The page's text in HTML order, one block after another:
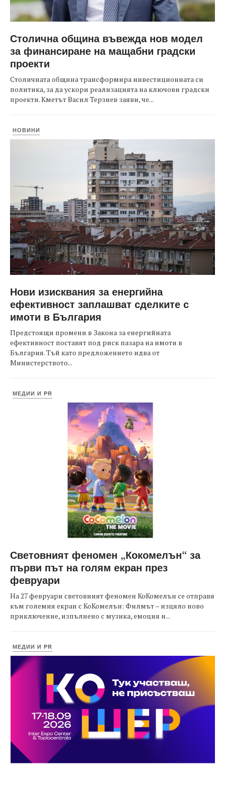
Столична община въвежда нов модел
за финансиране на мащабни градски
проекти
Столичната община трансформира инвестиционната си
политика, за да ускори реализацията на ключови градски
проекти. Кметът Васил Терзиев заяви, че...
НОВИНИ
Нови изисквания за енергийна
ефективност заплашват сделките с
имоти в България
Предстоящи промени в Закона за енергийната
ефективност поставят под риск пазара на имоти в
България. Тъй като предложението идва от
Министерството...
МЕДИИ И PR
Световният феномен „Кокомелън“ за
първи път на голям екран през
февруари
На 27 февруари световният феномен КоКомелън се отправя
към големия екран с КоКомелън: Филмът – изцяло ново
приключение, изпълнено с музика, емоция и...
МЕДИИ И PR